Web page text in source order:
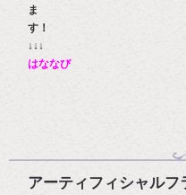
ま
↓↓↓
はななび
アーティフィシャルフ